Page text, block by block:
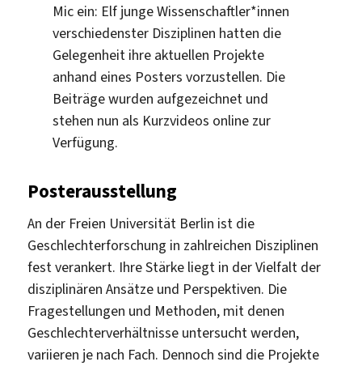
Mic ein: Elf junge Wissenschaftler*innen
verschiedenster Disziplinen hatten die
Gelegenheit ihre aktuellen Projekte
anhand eines Posters vorzustellen. Die
Beiträge wurden aufgezeichnet und
stehen nun als Kurzvideos online zur
Verfügung.
Posterausstellung
An der Freien Universität Berlin ist die
Geschlechterforschung in zahlreichen Disziplinen
fest verankert. Ihre Stärke liegt in der Vielfalt der
disziplinären Ansätze und Perspektiven. Die
Fragestellungen und Methoden, mit denen
Geschlechterverhältnisse untersucht werden,
variieren je nach Fach. Dennoch sind die Projekte